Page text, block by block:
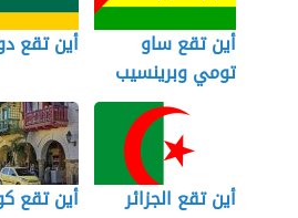
أين تقع ساو
تومي وبرينسيب
أين تقع
أين تقع الجزائر أين تقع